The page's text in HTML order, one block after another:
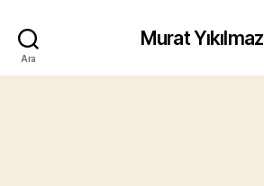
Ara
Murat Yıkılmaz